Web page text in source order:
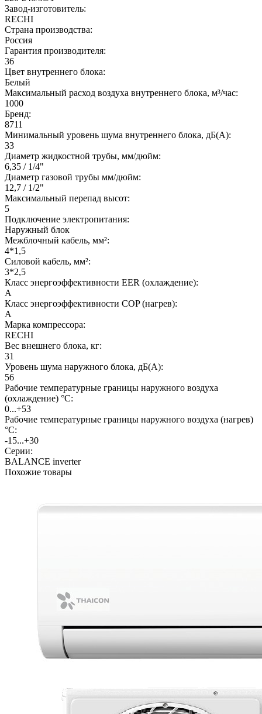
Завод-изготовитель:
RECHI
Страна производства:
Россия
Гарантия производителя:
36
Цвет внутреннего блока:
Белый
Максимальный расход воздуха внутреннего блока, м³/час:
1000
Бренд:
8711
Минимальный уровень шума внутреннего блока, дБ(А):
33
Диаметр жидкостной трубы, мм/дюйм:
6,35 / 1/4"
Диаметр газовой трубы мм/дюйм:
12,7 / 1/2"
Максимальный перепад высот:
5
Подключение электропитания:
Наружный блок
Межблочный кабель, мм²:
4*1,5
Силовой кабель, мм²:
3*2,5
Класс энергоэффективности EER (охлаждение):
A
Класс энергоэффективности COP (нагрев):
A
Марка компрессора:
RECHI
Вес внешнего блока, кг:
31
Уровень шума наружного блока, дБ(А):
56
Рабочие температурные границы наружного воздуха
(охлаждение) °C:
0...+53
Рабочие температурные границы наружного воздуха (нагрев)
°C:
-15...+30
Серии:
BALANCE inverter
Похожие товары